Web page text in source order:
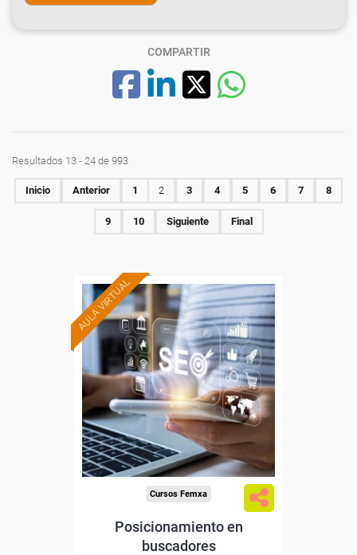
COMPARTIR
Resultados 13 - 24 de 993
Inicio Anterior 1 2 3 4 5 6 7 8
9 10 Siguiente Final
AULA VIRTUAL Formación 100%
subvencionada.
Para desempleados,
trabajadores y autónomos
de Madrid.
Para todos los sectores.
Cursos Femxa
Posicionamiento en
buscadores